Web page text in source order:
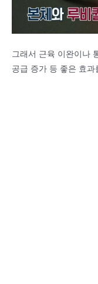
그래서 근육 이완이나
공급 증가 등 좋은 효과